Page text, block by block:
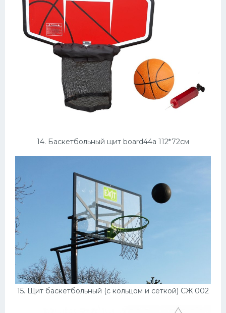
14. Баскетбольный щит board44a 112*72см
15. Щит баскетбольный (с кольцом и сеткой) СЖ 002